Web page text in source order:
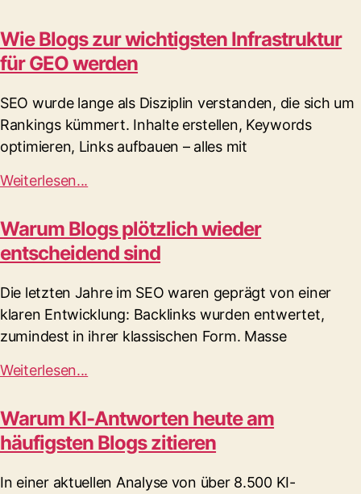
Wie Blogs zur wichtigsten Infrastruktur
für GEO werden
SEO wurde lange als Disziplin verstanden, die sich um
Rankings kümmert. Inhalte erstellen, Keywords
optimieren, Links aufbauen – alles mit
Weiterlesen...
Warum Blogs plötzlich wieder
entscheidend sind
Die letzten Jahre im SEO waren geprägt von einer
klaren Entwicklung: Backlinks wurden entwertet,
zumindest in ihrer klassischen Form. Masse
Weiterlesen...
Warum KI-Antworten heute am
häufigsten Blogs zitieren
In einer aktuellen Analyse von über 8.500 KI-